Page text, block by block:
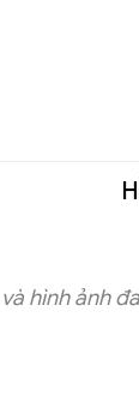
hình ảnh